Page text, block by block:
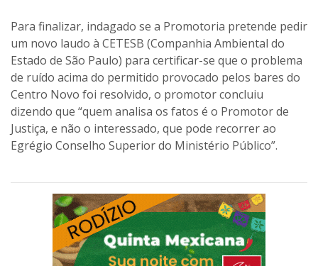
Para finalizar, indagado se a Promotoria pretende pedir
um novo laudo à CETESB (Companhia Ambiental do
Estado de São Paulo) para certificar-se que o problema
de ruído acima do permitido provocado pelos bares do
Centro Novo foi resolvido, o promotor concluiu
dizendo que “quem analisa os fatos é o Promotor de
Justiça, e não o interessado, que pode recorrer ao
Egrégio Conselho Superior do Ministério Público”.